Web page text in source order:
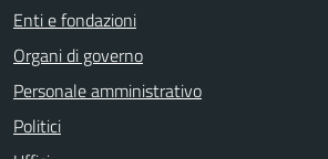
Enti e fondazioni
Organi di governo
Personale amministrativo
Politici